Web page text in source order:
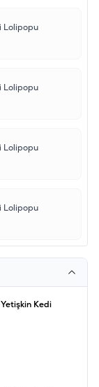
Lolipopu
Lolipopu
Lolipopu
Lolipopu
Kedi